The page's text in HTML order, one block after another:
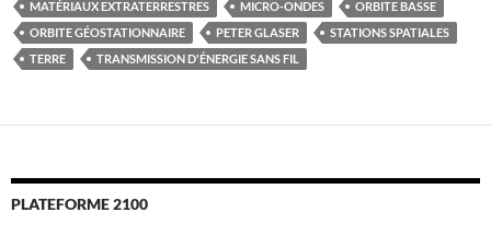
MATÉRIAUX EXTRATERRESTRES
MICRO-ONDES
ORBITE BASSE
ORBITE GÉOSTATIONNAIRE
PETER GLASER
STATIONS SPATIALES
TERRE
TRANSMISSION D'ÉNERGIE SANS FIL
PLATEFORME 2100